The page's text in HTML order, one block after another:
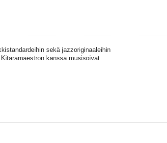
sekä jazzoriginaaleihin
kanssa musisoivat